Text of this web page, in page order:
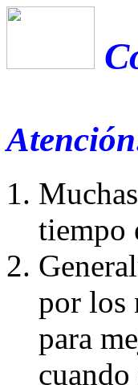
tiempo
por los
para